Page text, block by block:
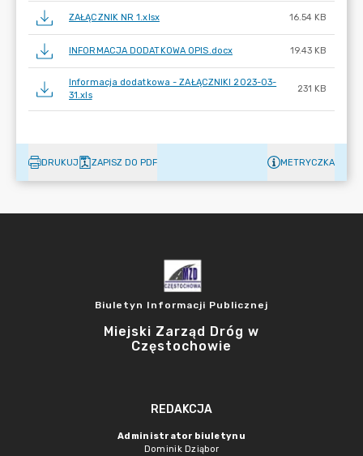
ZAŁĄCZNIK NR 1.xlsx 16.54 KB
INFORMACJA DODATKOWA OPIS.docx 19.43 KB
Informacja dodatkowa - ZAŁĄCZNIKI 2023-03-
31.xls
231 KB
DRUKUJ ZAPISZ DO PDF METRYCZKA
Biuletyn Informacji Publicznej
Miejski Zarząd Dróg w
Częstochowie
REDAKCJA
Administrator biuletynu
Dominik Dziąbor